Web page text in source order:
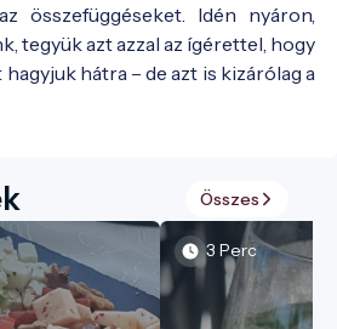
összefüggéseket. Idén nyáron,
tegyük azt azzal az ígérettel, hogy
hátra – de azt is kizárólag a
Összes
3 Perc